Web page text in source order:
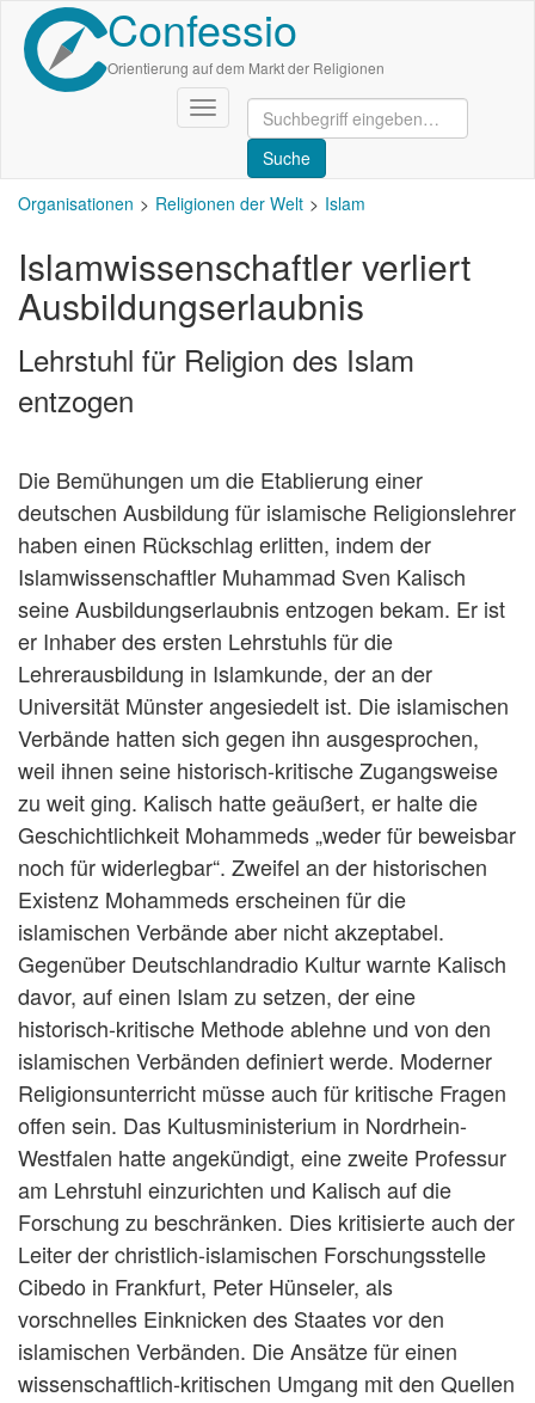
Direkt
zum
Inhalt
Confessio
Orientierung auf dem Markt der Religionen
Navigation
aktivieren/deaktivieren
Organisationen Religionen der Welt Islam
Islamwissenschaftler verliert
Ausbildungserlaubnis
Lehrstuhl für Religion des Islam
entzogen
Die Bemühungen um die Etablierung einer
deutschen Ausbildung für islamische Religionslehrer
haben einen Rückschlag erlitten, indem der
Islamwissenschaftler Muhammad Sven Kalisch
seine Ausbildungserlaubnis entzogen bekam. Er ist
er Inhaber des ersten Lehrstuhls für die
Lehrerausbildung in Islamkunde, der an der
Universität Münster angesiedelt ist. Die islamischen
Verbände hatten sich gegen ihn ausgesprochen,
weil ihnen seine historisch-kritische Zugangsweise
zu weit ging. Kalisch hatte geäußert, er halte die
Geschichtlichkeit Mohammeds „weder für beweisbar
noch für widerlegbar“. Zweifel an der historischen
Existenz Mohammeds erscheinen für die
islamischen Verbände aber nicht akzeptabel.
Gegenüber Deutschlandradio Kultur warnte Kalisch
davor, auf einen Islam zu setzen, der eine
historisch-kritische Methode ablehne und von den
islamischen Verbänden definiert werde. Moderner
Religionsunterricht müsse auch für kritische Fragen
offen sein. Das Kultusministerium in Nordrhein-
Westfalen hatte angekündigt, eine zweite Professur
am Lehrstuhl einzurichten und Kalisch auf die
Forschung zu beschränken. Dies kritisierte auch der
Leiter der christlich-islamischen Forschungsstelle
Cibedo in Frankfurt, Peter Hünseler, als
vorschnelles Einknicken des Staates vor den
islamischen Verbänden. Die Ansätze für einen
wissenschaftlich-kritischen Umgang mit den Quellen